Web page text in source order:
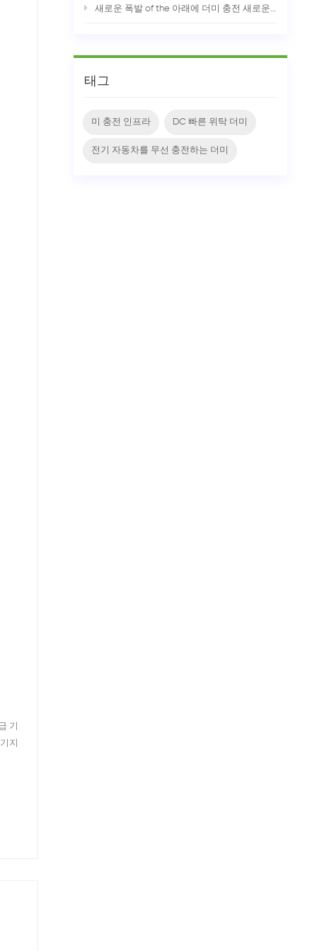
기
지
새로운 폭발 of the 아래에 더미 충전 새로운 tuyere
태그
미 충전 인프라 DC 빠른 위탁 더미
전기 자동차를 무선 충전하는 더미